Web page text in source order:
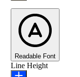
Readable Font
Line Height